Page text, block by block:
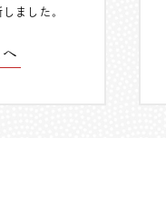
ました。